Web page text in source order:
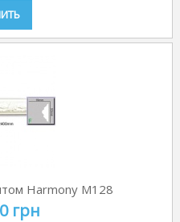
Harmony M128
грн